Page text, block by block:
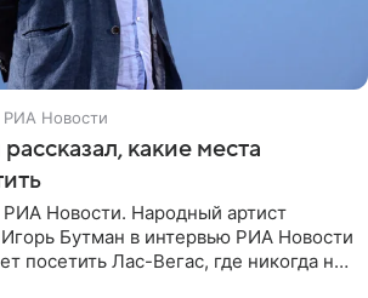
Новости
какие места
Новости. Народный артист
Бутман в интервью РИА Новости
посетить Лас-Вегас, где никогда не